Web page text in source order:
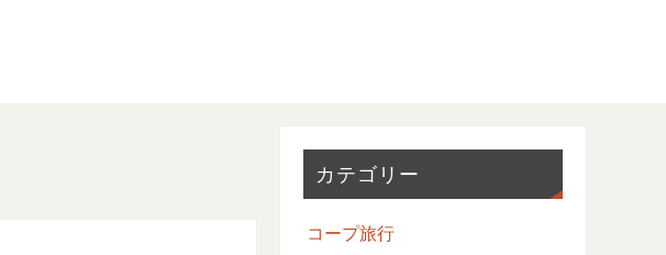
カテゴリー
コープ旅行